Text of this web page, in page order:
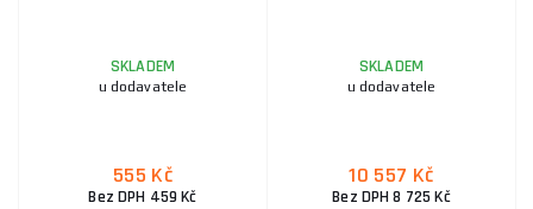
SKLADEM
u dodavatele
555 Kč
Bez DPH 459 Kč
SKLADEM
u dodavatele
10 557 Kč
Bez DPH 8 725 Kč